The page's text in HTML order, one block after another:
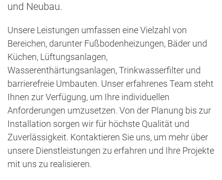
und Neubau.
Unsere Leistungen umfassen eine Vielzahl von
Bereichen, darunter Fußbodenheizungen, Bäder und
Küchen, Lüftungsanlagen,
Wasserenthärtungsanlagen, Trinkwasserfilter und
barrierefreie Umbauten. Unser erfahrenes Team steht
Ihnen zur Verfügung, um Ihre individuellen
Anforderungen umzusetzen. Von der Planung bis zur
Installation sorgen wir für höchste Qualität und
Zuverlässigkeit. Kontaktieren Sie uns, um mehr über
unsere Dienstleistungen zu erfahren und Ihre Projekte
mit uns zu realisieren.